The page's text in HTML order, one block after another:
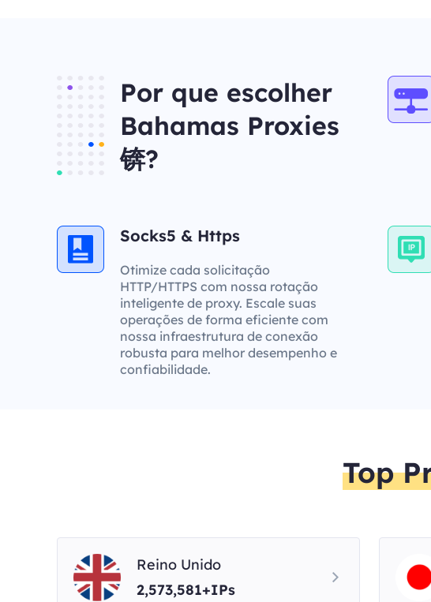
Por que escolher
Bahamas Proxies
锛?
Socks5 & Https
Otimize cada solicitação
HTTP/HTTPS com nossa rotação
inteligente de proxy. Escale suas
operações de forma eficiente com
nossa infraestrutura de conexão
robusta para melhor desempenho e
confiabilidade.
Top
Reino Unido
2,573,581+IPs